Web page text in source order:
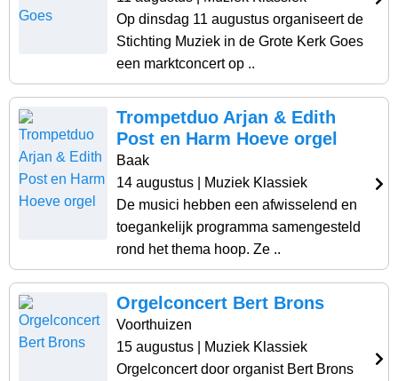
Op dinsdag 11 augustus organiseert de
Stichting Muziek in de Grote Kerk Goes
een marktconcert op ..
Trompetduo Arjan & Edith
Post en Harm Hoeve orgel
Baak
14 augustus | Muziek Klassiek
De musici hebben een afwisselend en
toegankelijk programma samengesteld
rond het thema hoop. Ze ..
Orgelconcert Bert Brons
Voorthuizen
15 augustus | Muziek Klassiek
Orgelconcert door organist Bert Brons